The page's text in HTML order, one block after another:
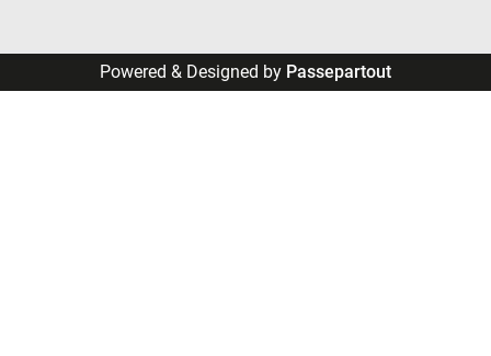
Powered & Designed by Passepartout